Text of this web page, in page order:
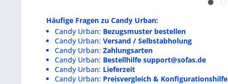
Häufige Fragen zu Candy Urban:
Candy Urban: Bezugsmuster bestellen
Candy Urban: Versand / Selbstabholung
Candy Urban: Zahlungsarten
Candy Urban: Bestellhilfe support@sofas.de
Candy Urban: Lieferzeit
Candy Urban: Preisvergleich & Konfigurationshilfe